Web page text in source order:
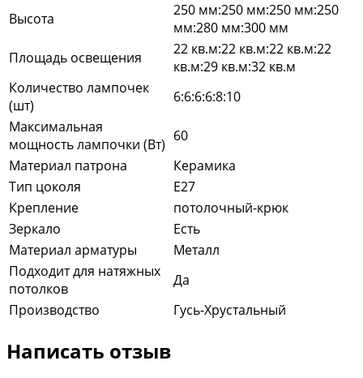
Высота
250 мм:250 мм:250 мм:250
мм:280 мм:300 мм
Площадь освещения
22 кв.м:22 кв.м:22 кв.м:22
кв.м:29 кв.м:32 кв.м
Количество лампочек
(шт)
6:6:6:6:8:10
Максимальная
мощность лампочки (Вт) 60
Материал патрона
Керамика
Тип цоколя
E27
Крепление
потолочный-крюк
Зеркало
Есть
Материал арматуры
Металл
Подходит для натяжных
потолков
Да
Производство
Гусь-Хрустальный
Написать отзыв